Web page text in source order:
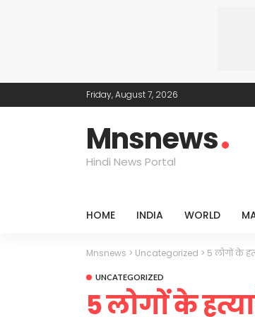
Friday, August 7, 2026
Mnsnews
Hindi News Portal
HOME INDIA WORLD
Mnsnews > Uncategorized > 5 लोगों के
UNCATEGORIZED
5 लोगों के